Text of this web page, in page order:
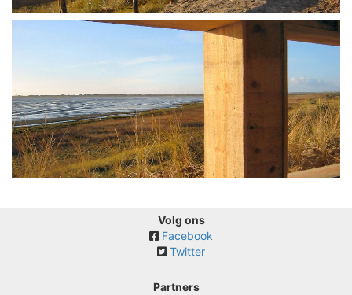
Volg ons
Facebook
Twitter
Partners